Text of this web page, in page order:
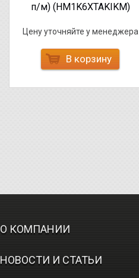
п/м) (HM1K6XTAKIKM)
Цену уточняйте у менеджера
В корзину
О КОМПАНИИ
НОВОСТИ И СТАТЬИ